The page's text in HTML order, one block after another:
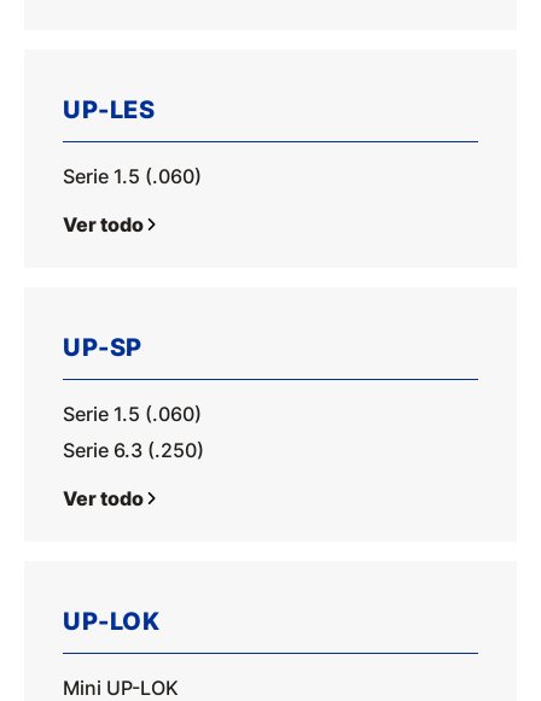
UP-LES
Serie 1.5 (.060)
Ver todo
UP-SP
Serie 1.5 (.060)
Serie 6.3 (.250)
Ver todo
UP-LOK
Mini UP-LOK